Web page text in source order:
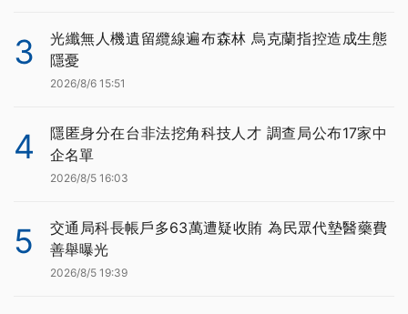
3
光纖無人機遺留纜線遍布森林 烏克蘭指控造成生態
隱憂
2026/8/6 15:51
4
隱匿身分在台非法挖角科技人才 調查局公布17家中
企名單
2026/8/5 16:03
5
交通局科長帳戶多63萬遭疑收賄 為民眾代墊醫藥費
善舉曝光
2026/8/5 19:39